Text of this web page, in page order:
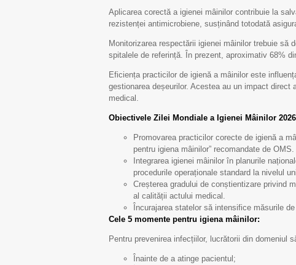
Aplicarea corectă a igienei mâinilor contribuie la
rezistenței antimicrobiene, susținând totodată
Monitorizarea respectării igienei mâinilor trebuie
spitalele de referință. În prezent, aproximativ 68%
Eficiența practicilor de igienă a mâinilor este
gestionarea deșeurilor. Acestea au un impact
medical.
Obiectivele Zilei Mondiale a Igienei Mâinilor 2026
Promovarea practicilor corecte de igienă a
pentru igiena mâinilor” recomandate de OMS.
Integrarea igienei mâinilor în planurile
procedurile operaționale standard la nivelul
Creșterea gradului de conștientizare privind
al calității actului medical.
Încurajarea statelor să intensifice măsurile
Cele 5 momente pentru igiena mâinilor:
Pentru prevenirea infecțiilor, lucrătorii din domeniul
Înainte de a atinge pacientul;